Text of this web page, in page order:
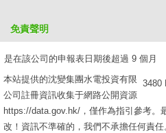
是在該公司的申報表日期後超過 9 個月
3480
免責聲明
本站提供的沈變集團水電投資有限
公司註冊資訊收集于網路公開資源
https://data.gov.hk/，僅作為指引參考。
改！資訊不準確的，我們不承擔任何責